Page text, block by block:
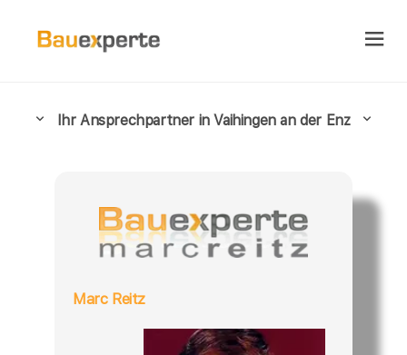
Ihr Ansprechpartner in Vaihingen an der Enz
Marc Reitz